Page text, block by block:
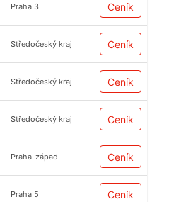
Praha 3 Ceník
Středočeský kraj Ceník
Středočeský kraj Ceník
Středočeský kraj Ceník
Praha-západ Ceník
Praha 5 Ceník